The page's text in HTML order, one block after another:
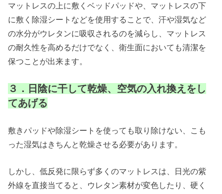
マットレスの上に敷くベッドパッドや、マットレスの下
に敷く除湿シートなどを使用することで、汗や湿気など
の水分がウレタンに吸収されるのを減らし、マットレス
の耐久性を高めるだけでなく、衛生面においても清潔を
保つことが出来ます。
３．日陰に干して乾燥、空気の入れ換えをし
てあげる
敷きパッドや除湿シートを使っても取り除けない、こも
った湿気はきちんと乾燥させる必要があります。
しかし、低反発に限らず多くのマットレスは、日光の紫
外線を直接当てると、ウレタン素材が変色したり、硬く